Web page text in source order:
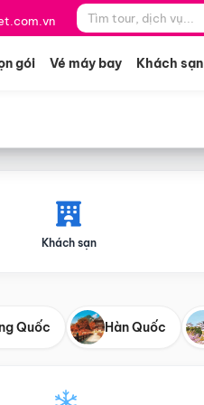
gói Vé máy bay Khách sạn
Khách sạn
Quốc Hàn Quốc